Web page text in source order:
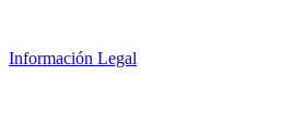
Información Legal